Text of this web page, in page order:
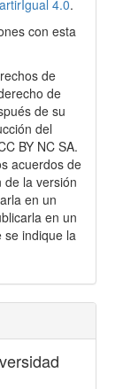
4.0.
con esta
de
de
de su
del
BY NC SA.
acuerdos de
de la versión
en un
en un
indique la